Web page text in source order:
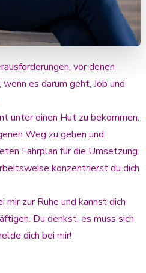
vor denen
es darum geht, Job und
unter einen Hut zu bekommen.
Weg zu gehen und
Fahrplan für die Umsetzung.
konzentrierst du dich
zur Ruhe und kannst dich
Du denkst, es muss sich
dich bei mir!